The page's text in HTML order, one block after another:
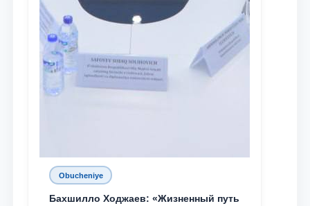
Obucheniye
Бахшилло Ходжаев: «Жизненный путь